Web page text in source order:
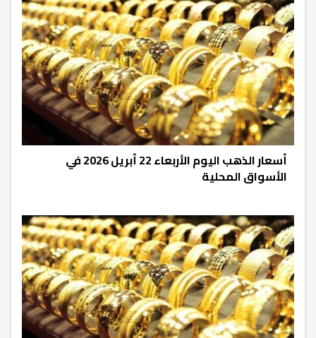
أسعار الذهب اليوم الأربعاء 22 أبريل 2026 في
الأسواق المحلية